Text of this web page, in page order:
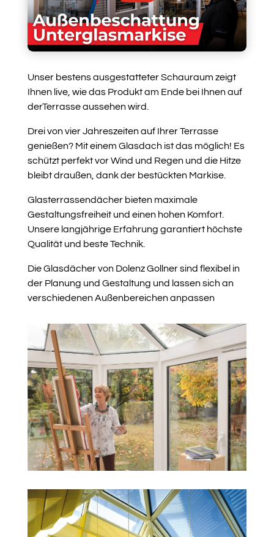
Unser bestens ausgestatteter Schauraum zeigt
Ihnen live, wie das Produkt am Ende bei Ihnen auf
derTerrasse aussehen wird.
Drei von vier Jahreszeiten auf Ihrer Terrasse
genießen? Mit einem Glasdach ist das möglich! Es
schützt perfekt vor Wind und Regen und die Hitze
bleibt draußen, dank der bestückten Markise.
Glasterrassendächer bieten maximale
Gestaltungsfreiheit und einen hohen Komfort.
Unsere langjährige Erfahrung garantiert höchste
Qualität und beste Technik.
Die Glasdächer von Dolenz Gollner sind flexibel in
der Planung und Gestaltung und lassen sich an
verschiedenen Außenbereichen anpassen